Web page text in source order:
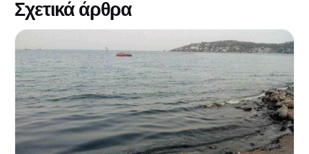
Σχετικά άρθρα